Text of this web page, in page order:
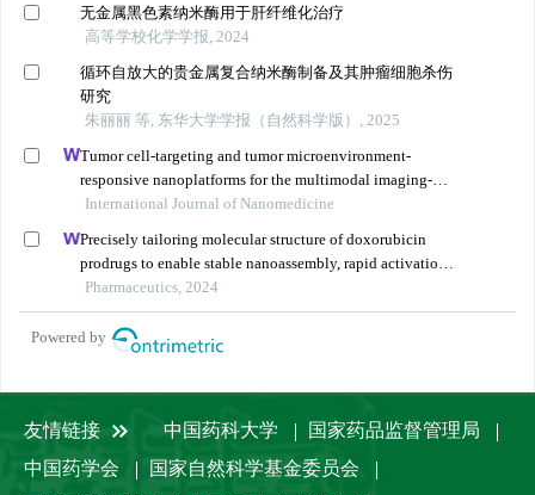
无金属黑色素纳米酶用于肝纤维化治疗
高等学校化学学报, 2024
循环自放大的贵金属复合纳米酶制备及其肿瘤细胞杀伤
研究
朱丽丽 等, 东华大学学报（自然科学版）, 2025
Tumor cell-targeting and tumor microenvironment-
responsive nanoplatforms for the multimodal imaging-
guided photodynamic/photothermal/chemodynamic
International Journal of Nanomedicine
Precisely tailoring molecular structure of doxorubicin
prodrugs to enable stable nanoassembly, rapid activation,
and potent antitumor effect
Pharmaceutics, 2024
Powered by
友情链接 中国药科大学
国家药品监督管理局
中国药学会
国家自然科学基金委员会